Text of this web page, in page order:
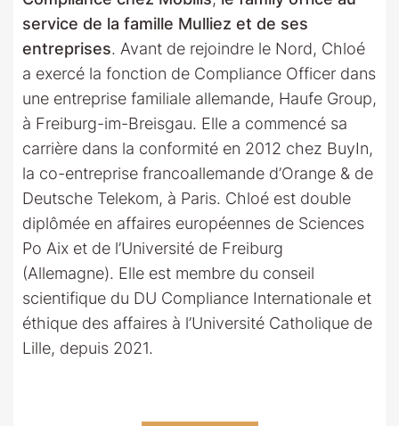
service de la famille Mulliez et de ses
entreprises. Avant de rejoindre le Nord, Chloé
a exercé la fonction de Compliance Officer dans
une entreprise familiale allemande, Haufe Group,
à Freiburg-im-Breisgau. Elle a commencé sa
carrière dans la conformité en 2012 chez BuyIn,
la co-entreprise francoallemande d’Orange & de
Deutsche Telekom, à Paris. Chloé est double
diplômée en affaires européennes de Sciences
Po Aix et de l’Université de Freiburg
(Allemagne). Elle est membre du conseil
scientifique du DU Compliance Internationale et
éthique des affaires à l’Université Catholique de
Lille, depuis 2021.